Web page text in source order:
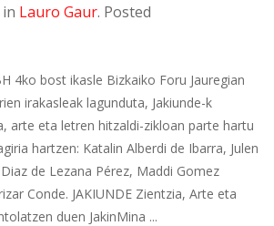
in Lauro Gaur. Posted
4ko bost ikasle Bizkaiko Foru Jauregian
irakasleak lagunduta, Jakiunde-k
arte eta letren hitzaldi-zikloan parte hartu
hartzen: Katalin Alberdi de Ibarra, Julen
de Lezana Pérez, Maddi Gomez
Conde. JAKIUNDE Zientzia, Arte eta
duen JakinMina ...